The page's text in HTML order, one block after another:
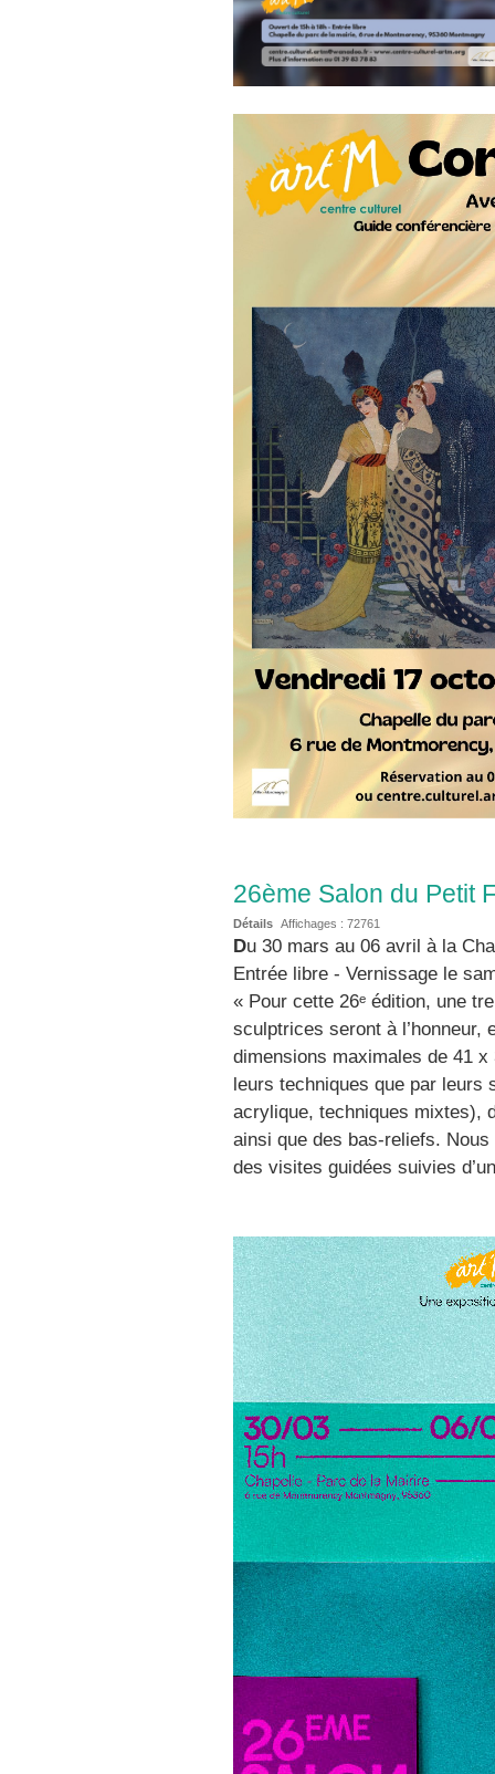
26ème Salon du Petit
Détails Affichages : 72761
Du 30 mars au 06 avril à la
Entrée libre - Vernissage le
« Pour cette 26ᵉ édition, une
sculptrices seront à
dimensions maximales de 41
leurs techniques que par leurs
acrylique, techniques mixtes),
ainsi que des bas-reliefs.
des visites guidées suivies